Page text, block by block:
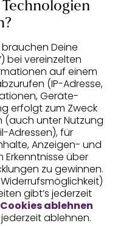
Deine
bei vereinzelten
auf einem
(IP-Adresse,
Geräte-
erfolgt zum Zweck
(auch unter Nutzung
Adressen), für
Anzeigen- und
über
zu gewinnen.
gibt’s jederzeit
Cookies ablehnen
ablehnen.